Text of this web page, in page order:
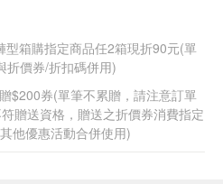
箱購指定商品任2箱現折90元(單
折價券/折扣碼併用)
$200券(單筆不累贈，請注意訂單
贈送資格，贈送之折價券消費指定
他優惠活動合併使用)